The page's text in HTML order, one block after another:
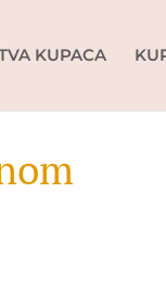
KUPACA